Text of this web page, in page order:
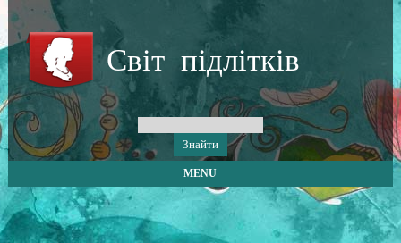
Світ підлітків
MENU